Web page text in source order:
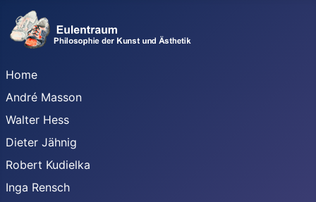
Home
André Masson
Walter Hess
Dieter Jähnig
Robert Kudielka
Inga Rensch